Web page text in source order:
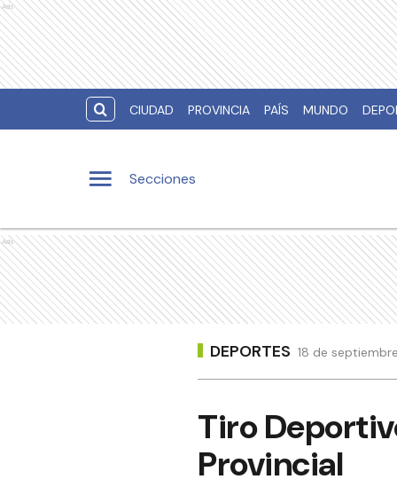
Ads
CIUDAD PROVINCIA PAÍS MUNDO
Secciones
Ads
DEPORTES 18 de
Tiro
Provincial